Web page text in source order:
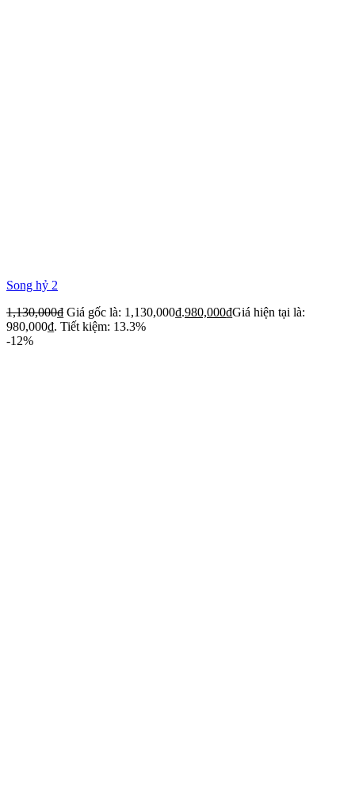
Song hỷ 2
1,130,000₫ Giá gốc là: 1,130,000₫.980,000₫Giá hiện tại là:
980,000₫. Tiết kiệm: 13.3%
-12%